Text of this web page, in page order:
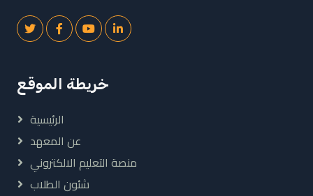
خريطة الموقع
الرئيسية
عن المعهد
منصة التعليم الالكتروني
شئون الطلاب